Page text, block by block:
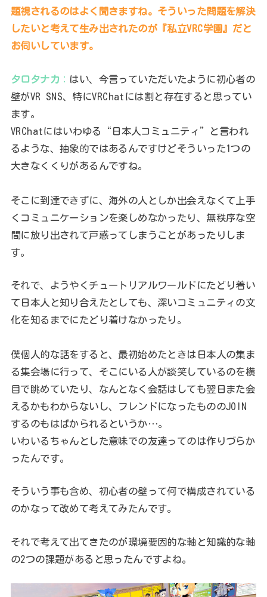
題視されるのはよく聞きますね。そういった問題を解決
したいと考えて生み出されたのが『私立VRC学園』だと
お伺いしています。
タロタナカ： はい、今言っていただいたように初心者の
壁がVR SNS、特にVRChatには割と存在すると思ってい
ます。
VRChatにはいわゆる“日本人コミュニティ”と言われ
るような、抽象的ではあるんですけどそういった1つの
大きなくくりがあるんですね。
そこに到達できずに、海外の人としか出会えなくて上手
くコミュニケーションを楽しめなかったり、無秩序な空
間に放り出されて戸惑ってしまうことがあったりしま
す。
それで、ようやくチュートリアルワールドにたどり着い
て日本人と知り合えたとしても、深いコミュニティの文
化を知るまでにたどり着けなかったり。
僕個人的な話をすると、最初始めたときは日本人の集ま
る集会場に行って、そこにいる人が談笑しているのを横
目で眺めていたり、なんとなく会話はしても翌日また会
えるかもわからないし、フレンドになったもののJOIN
するのもはばかられるというか…。
いわいるちゃんとした意味での友達ってのは作りづらか
ったんです。
そういう事も含め、初心者の壁って何で構成されている
のかなって改めて考えてみたんです。
それで考えて出てきたのが環境要因的な軸と知識的な軸
の2つの課題があると思ったんですよね。